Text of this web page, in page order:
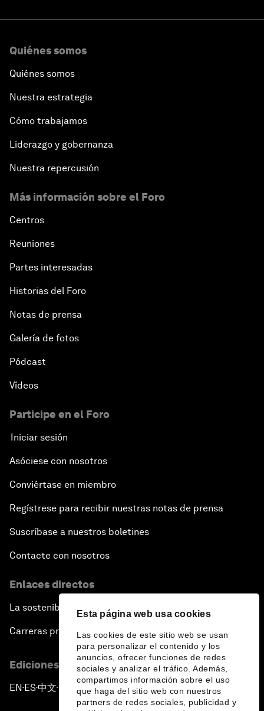
Esta página web usa cookies
Las cookies de este sitio web se usan
para personalizar el contenido y los
anuncios, ofrecer funciones de redes
sociales y analizar el tráfico. Además,
compartimos información sobre el uso
que haga del sitio web con nuestros
partners de redes sociales, publicidad y
Quiénes somos
Quiénes somos
Nuestra estrategia
Cómo trabajamos
Liderazgo y gobernanza
Nuestra repercusión
Más información sobre el Foro
Centros
Reuniones
Partes interesadas
Historias del Foro
Notas de prensa
Galería de fotos
Pódcast
Vídeos
Participe en el Foro
Iniciar sesión
Asóciese con nosotros
Conviértase en miembro
Regístrese para recibir nuestras notas de prensa
Suscríbase a nuestros boletines
Contacte con nosotros
Enlaces directos
La sostenibilidad en el Foro
Carreras profesionales
Ediciones en otros idiomas
EN ▪ES▪中文▪ 日本語